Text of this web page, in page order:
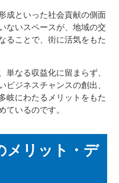
成といった社会貢献の側面
ないスペースが、地域の交
ることで、街に活気をもた
単なる収益化に留まらず、
ビジネスチャンスの創出、
岐にわたるメリットをもた
ているのです。
メリット・デ